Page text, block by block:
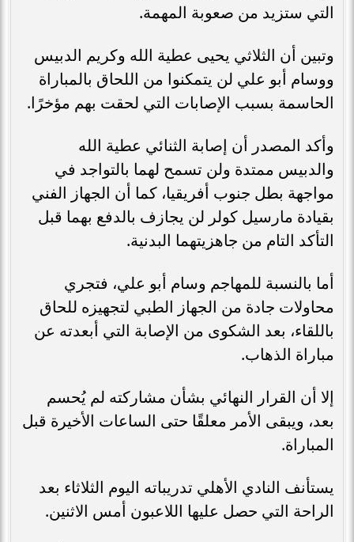
التي ستزيد من صعوبة المهمة.
وتبين أن الثلاثي يحيى عطية الله وكريم الدبيس
ووسام أبو علي لن يتمكنوا من اللحاق بالمباراة
الحاسمة بسبب الإصابات التي لحقت بهم مؤخرًا.
وأكد المصدر أن إصابة الثنائي عطية الله
والدبيس ممتدة ولن تسمح لهما بالتواجد في
مواجهة بطل جنوب أفريقيا، كما أن الجهاز الفني
بقيادة مارسيل كولر لن يجازف بالدفع بهما قبل
التأكد التام من جاهزيتهما البدنية.
أما بالنسبة للمهاجم وسام أبو علي، فتجري
محاولات جادة من الجهاز الطبي لتجهيزه للحاق
باللقاء، بعد الشكوى من الإصابة التي أبعدته عن
مباراة الذهاب.
إلا أن القرار النهائي بشأن مشاركته لم يُحسم
بعد، ويبقى الأمر معلقًا حتى الساعات الأخيرة قبل
المباراة.
يستأنف النادي الأهلي تدريباته اليوم الثلاثاء بعد
الراحة التي حصل عليها اللاعبون أمس الاثنين.